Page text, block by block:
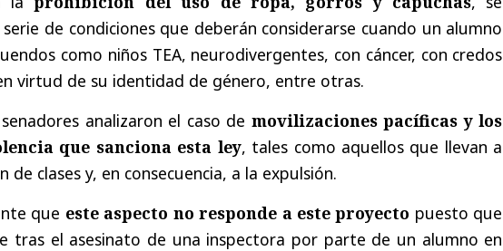
de condiciones que deberán considerarse cuando un alumno
como niños TEA, neurodivergentes, con cáncer, con credos
virtud de su identidad de género, entre otras.
analizaron el caso de movilizaciones pacíficas y los
que sanciona esta ley, tales como aquellos que llevan a
de clases y, en consecuencia, a la expulsión.
que este aspecto no responde a este proyecto puesto que
tras el asesinato de una inspectora por parte de un alumno en